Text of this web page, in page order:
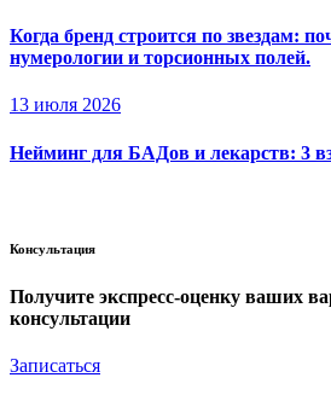
Когда бренд строится по звездам:
нумерологии и торсионных полей.
13 июля 2026
Нейминг для БАДов и лекарств: 3
Консультация
Получите экспресс-оценку ваших
консультации
Записаться